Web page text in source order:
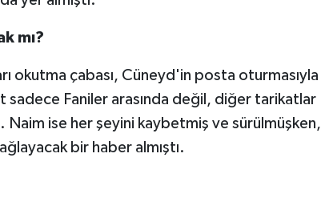
mı?
okutma çabası, Cüneyd'in posta oturmasıyla
sadece Faniler arasında değil, diğer tarikatlar
Naim ise her şeyini kaybetmiş ve sürülmüşken,
bir haber almıştı.